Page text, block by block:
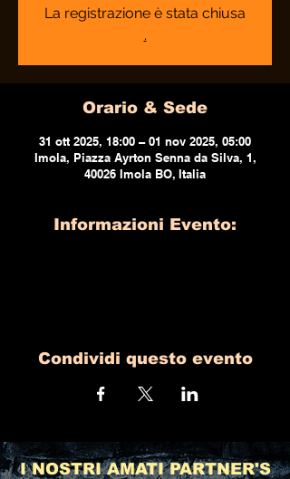
La registrazione è stata chiusa
.
Orario & Sede
31 ott 2025, 18:00 – 01 nov 2025, 05:00
Imola, Piazza Ayrton Senna da Silva, 1,
40026 Imola BO, Italia
Informazioni Evento:
Condividi questo evento
I NOSTRI AMATI PARTNER'S